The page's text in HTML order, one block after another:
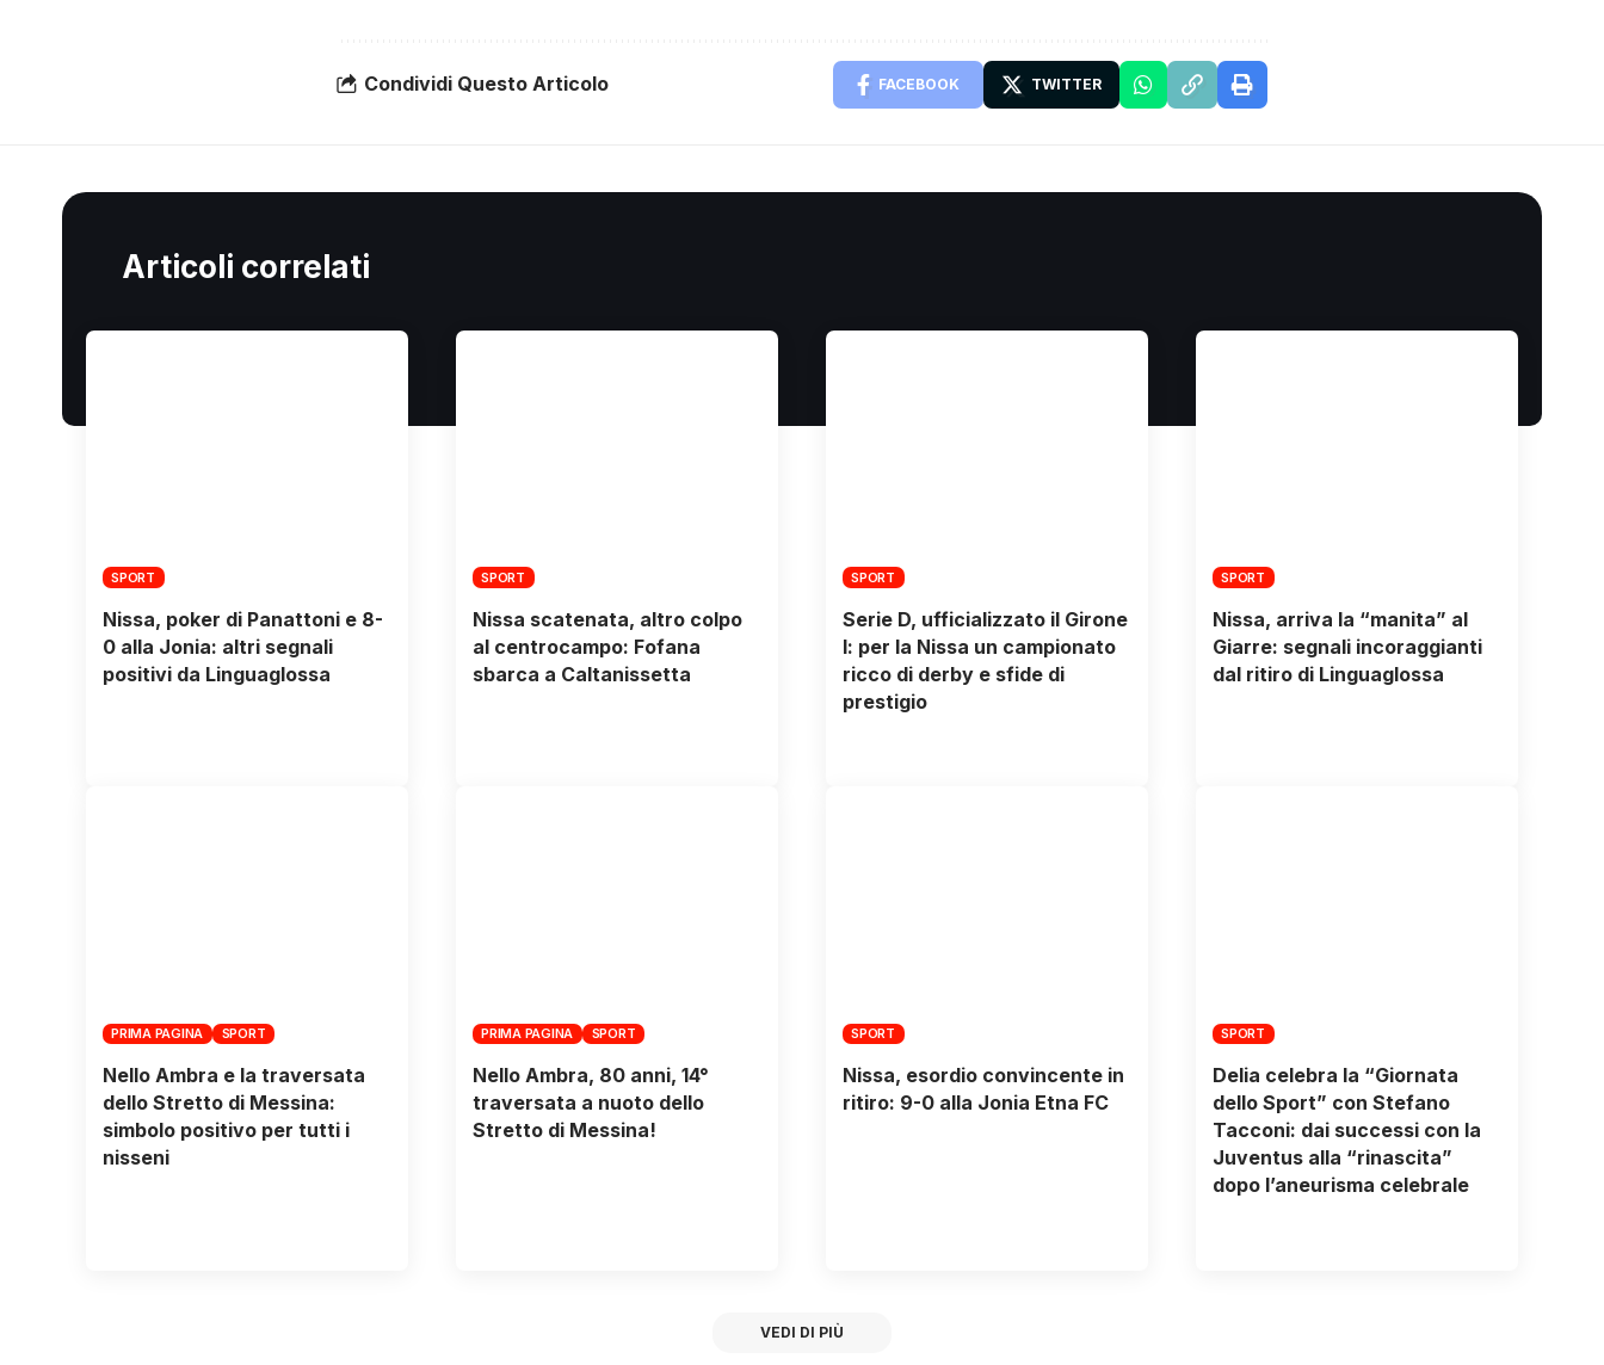
Condividi Questo Articolo FACEBOOK TWITTER
Articoli correlati
SPORT
Nissa, poker di Panattoni e 8-
0 alla Jonia: altri segnali
positivi da Linguaglossa
SPORT
Nissa scatenata, altro colpo
al centrocampo: Fofana
sbarca a Caltanissetta
SPORT
Serie D, ufficializzato il Girone
I: per la Nissa un campionato
ricco di derby e sfide di
prestigio
SPORT
Nissa, arriva la “manita” al
Giarre: segnali incoraggianti
dal ritiro di Linguaglossa
PRIMA PAGINA SPORT
Nello Ambra e la traversata
dello Stretto di Messina:
simbolo positivo per tutti i
nisseni
PRIMA PAGINA SPORT
Nello Ambra, 80 anni, 14°
traversata a nuoto dello
Stretto di Messina!
SPORT
Nissa, esordio convincente in
ritiro: 9-0 alla Jonia Etna FC
SPORT
Delia celebra la “Giornata
dello Sport” con Stefano
Tacconi: dai successi con la
Juventus alla “rinascita”
dopo l’aneurisma celebrale
VEDI DI PIÙ